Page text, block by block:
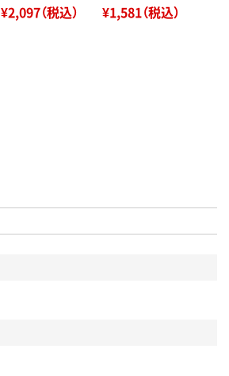
¥2,097（税込） ¥1,581（税込）